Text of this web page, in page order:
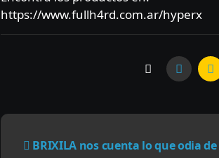
https://www.fullh4rd.com.ar/hyperx
N
BRIXILA nos cuenta lo que odia de